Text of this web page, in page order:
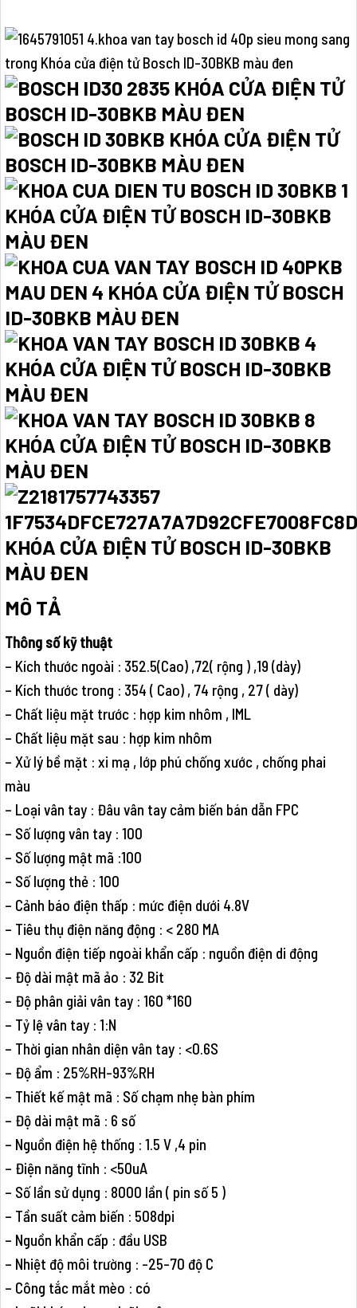
MÔ TẢ
Thông số kỹ thuật
– Kích thước ngoài : 352.5(Cao) ,72( rộng ) ,19 (dày)
– Kích thước trong : 354 ( Cao) , 74 rộng , 27 ( dày)
– Chất liệu mặt trước : hợp kim nhôm , IML
– Chất liệu mặt sau : hợp kim nhôm
– Xử lý bề mặt : xi mạ , lớp phú chống xước , chống phai
màu
– Loại vân tay : Đâu vân tay cảm biến bán dẫn FPC
– Số lượng vân tay : 100
– Số lượng mật mã :100
– Số lượng thẻ : 100
– Cảnh báo điện thấp : mức điện dưới 4.8V
– Tiêu thụ điện năng động : < 280 MA
– Nguồn điện tiếp ngoài khẩn cấp : nguồn điện di động
– Độ dài mật mã ảo : 32 Bit
– Độ phân giải vân tay : 160 *160
– Tỷ lệ vân tay : 1:N
– Thời gian nhân diện vân tay : <0.6S
– Độ ẩm : 25%RH-93%RH
– Thiết kế mật mã : Số chạm nhẹ bàn phím
– Độ dài mật mã : 6 số
– Nguồn điện hệ thống : 1.5 V ,4 pin
– Điện năng tĩnh : <50uA
– Số lần sử dụng : 8000 lần ( pin số 5 )
– Tần suất cảm biến : 508dpi
– Nguồn khẩn cấp : đầu USB
– Nhiệt độ môi trường : -25-70 độ C
– Công tắc mắt mèo : có